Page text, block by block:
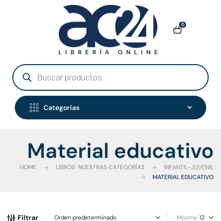
0
Categorías
Material educativo
HOME LIBROS: NUESTRAS CATEGORÍAS
INFANTIL-JUVENIL
MATERIAL EDUCATIVO
Filtrar Mostrar